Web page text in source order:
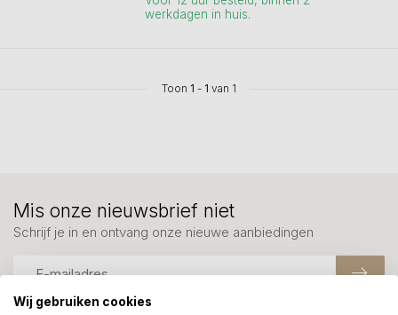
werkdagen in huis.
Toon 1 - 1 van 1
Mis onze nieuwsbrief niet
Schrijf je in en ontvang onze nieuwe aanbiedingen
Wij gebruiken cookies